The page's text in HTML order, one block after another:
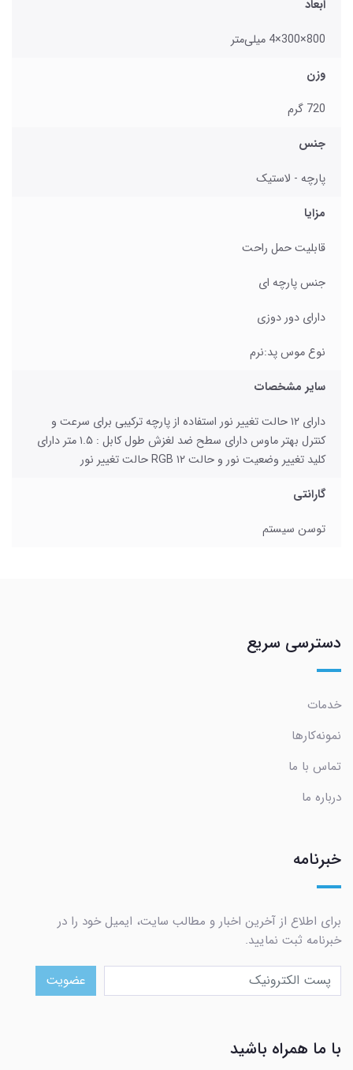
ابعاد
800×300×4 میلی‌متر
وزن
720 گرم
جنس
پارچه - لاستیک
مزایا
قابلیت حمل راحت
جنس پارچه ای
دارای دور دوزی
نوع موس پد:نرم
سایر مشخصات
دارای ۱۲ حالت تغییر نور استفاده از پارچه ترکیبی برای سرعت و
کنترل بهتر ماوس دارای سطح ضد لغزش طول کابل : ۱.۵ متر دارای
کلید تغییر وضعیت نور و حالت RGB ۱۲ حالت تغییر نور
گارانتی
توسن سیستم
دسترسی سریع
خدمات
نمونه‌کارها
تماس با ما
درباره ما
خبرنامه
برای اطلاع از آخرین اخبار و مطالب سایت، ایمیل خود را در
خبرنامه ثبت نمایید.
عضویت
با ما همراه باشید